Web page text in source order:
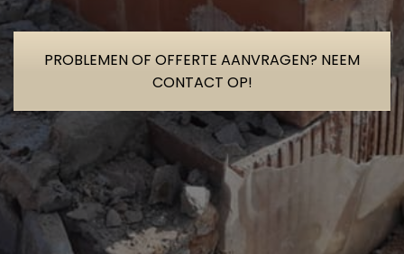
PROBLEMEN OF OFFERTE AANVRAGEN? NEEM
CONTACT OP!